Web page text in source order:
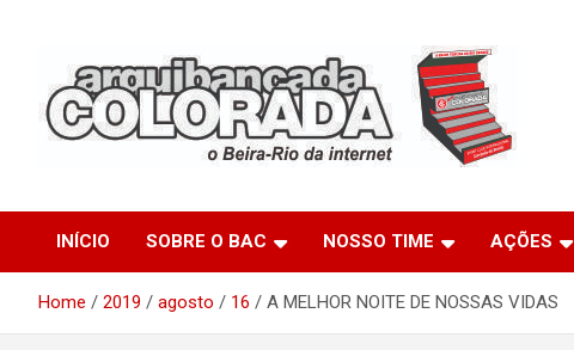
Arquibancada Colorada
INÍCIO SOBRE O BAC NOSSO TIME AÇÕES
Home 2019 agosto 16 A MELHOR NOITE DE NOSSAS VIDAS